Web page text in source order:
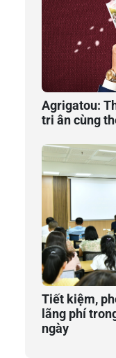
Agrigatou:
tri ân cùng
Tiết kiệm,
lãng phí
ngày